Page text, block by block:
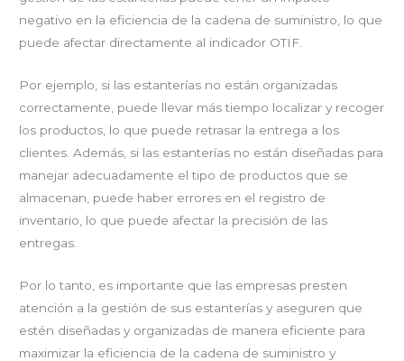
negativo en la eficiencia de la cadena de suministro, lo que
puede afectar directamente al indicador OTIF.
Por ejemplo, si las estanterías no están organizadas
correctamente, puede llevar más tiempo localizar y recoger
los productos, lo que puede retrasar la entrega a los
clientes. Además, si las estanterías no están diseñadas para
manejar adecuadamente el tipo de productos que se
almacenan, puede haber errores en el registro de
inventario, lo que puede afectar la precisión de las
entregas.
Por lo tanto, es importante que las empresas presten
atención a la gestión de sus estanterías y aseguren que
estén diseñadas y organizadas de manera eficiente para
maximizar la eficiencia de la cadena de suministro y